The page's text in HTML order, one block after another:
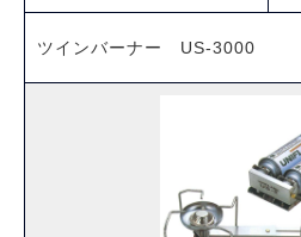
ツインバーナー US-3000